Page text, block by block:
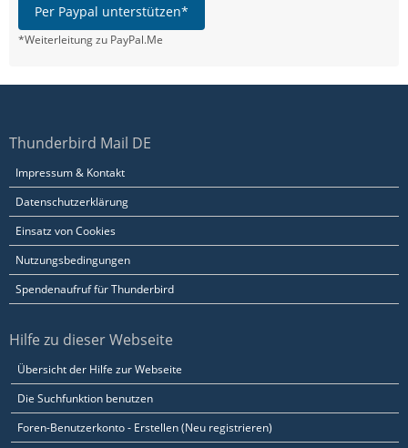
Per Paypal unterstützen*
*Weiterleitung zu PayPal.Me
Thunderbird Mail DE
Impressum & Kontakt
Datenschutzerklärung
Einsatz von Cookies
Nutzungsbedingungen
Spendenaufruf für Thunderbird
Hilfe zu dieser Webseite
Übersicht der Hilfe zur Webseite
Die Suchfunktion benutzen
Foren-Benutzerkonto - Erstellen (Neu registrieren)